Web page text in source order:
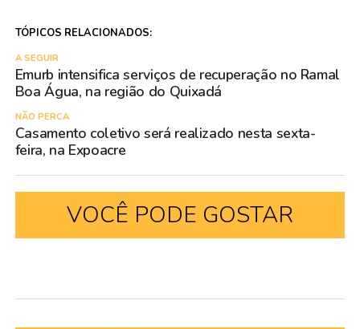
TÓPICOS RELACIONADOS:
A SEGUIR
Emurb intensifica serviços de recuperação no Ramal
Boa Água, na região do Quixadá
NÃO PERCA
Casamento coletivo será realizado nesta sexta-
feira, na Expoacre
VOCÊ PODE GOSTAR